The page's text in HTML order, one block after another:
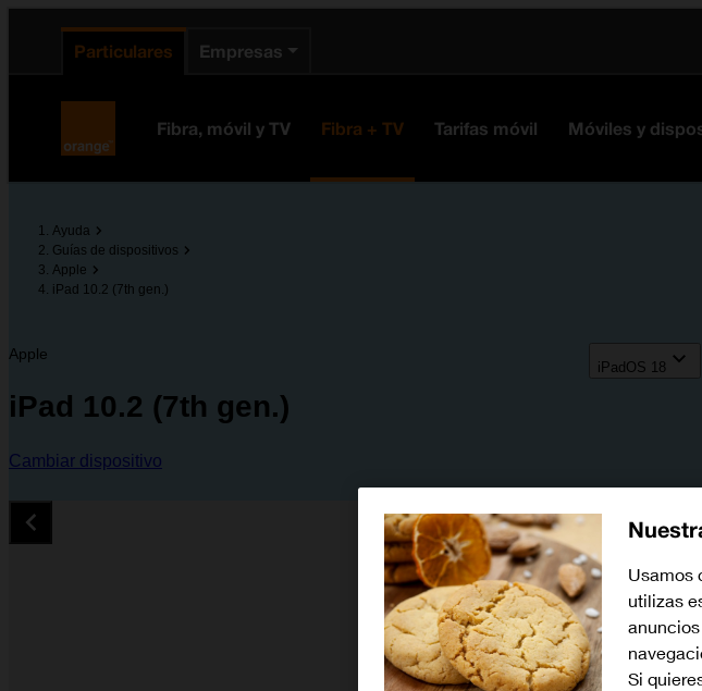
principal
la página
Particulares
Empresas
Fibra, móvil y TV Fibra + TV Tarifas móvil Móviles y
Ayuda
Guías de dispositivos
Apple
iPad 10.2 (7th gen.)
Apple
iPad 10.2 (7th gen.)
Cambiar dispositivo
iPadOS 18
Usamos
utilizas
Si